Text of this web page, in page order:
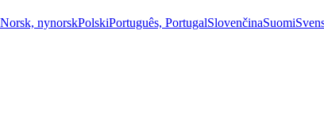
Norsk, nynorskPolskiPortuguês, PortugalSlovenčinaSuomi